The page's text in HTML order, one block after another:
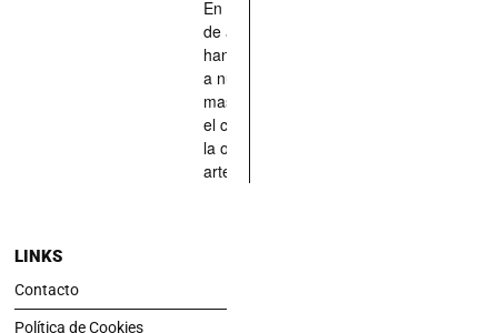
En definitiva,
de aquellos
han situado
a nuestras
mascotas en
el centro de
la obra de
arte.
LINKS
Contacto
Política de Cookies